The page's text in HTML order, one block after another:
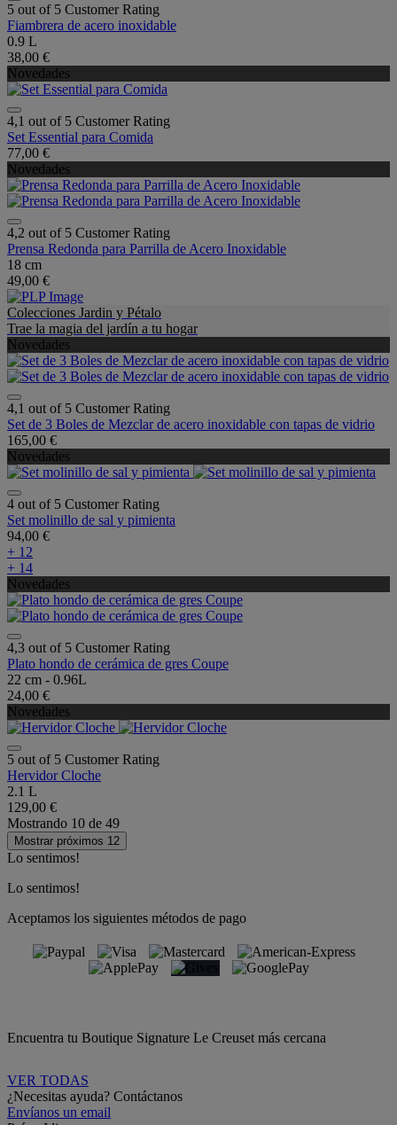
5 out of 5 Customer Rating
Fiambrera de acero inoxidable
0.9 L
38,00 €
Novedades
4,1 out of 5 Customer Rating
Set Essential para Comida
77,00 €
Novedades
4,2 out of 5 Customer Rating
Prensa Redonda para Parrilla de Acero Inoxidable
18 cm
49,00 €
Colecciones Jardin y Pétalo
Trae la magia del jardín a tu hogar
Novedades
4,1 out of 5 Customer Rating
Set de 3 Boles de Mezclar de acero inoxidable con tapas de vidrio
165,00 €
Novedades
4 out of 5 Customer Rating
Set molinillo de sal y pimienta
94,00 €
+ 12
+ 14
Novedades
4,3 out of 5 Customer Rating
Plato hondo de cerámica de gres Coupe
22 cm - 0.96L
24,00 €
Novedades
5 out of 5 Customer Rating
Hervidor Cloche
2.1 L
129,00 €
Mostrando 10 de 49
Mostrar próximos 12
Lo sentimos!
Lo sentimos!
Aceptamos los siguientes métodos de pago
Encuentra tu Boutique Signature Le Creuset más cercana
VER TODAS
¿Necesitas ayuda? Contáctanos
Envíanos un email